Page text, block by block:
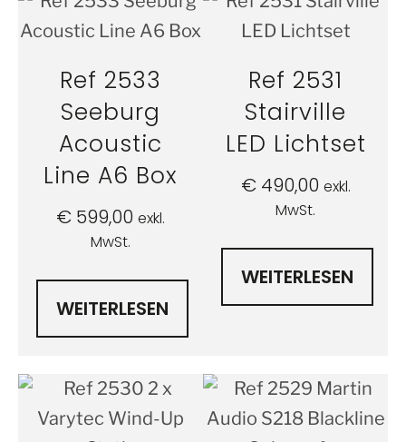
Ref 2533
Seeburg
Acoustic
Line A6 Box
€ 599,00 exkl.
MwSt.
WEITERLESEN
Ref 2531
Stairville
LED Lichtset
€490,00 exkl.
MwSt.
WEITERLESEN